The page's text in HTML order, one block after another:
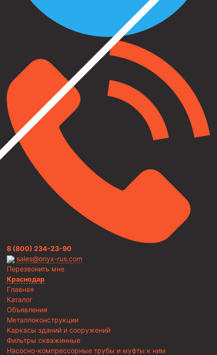
8 (800) 234-23-90
sales@onyx-rus.com
Перезвонить мне
Краснодар
Главная
Каталог
Объявления
Металлоконструкции
Каркасы зданий и сооружений
Фильтры скважинные
Насосно-компрессорные трубы и муфты к ним